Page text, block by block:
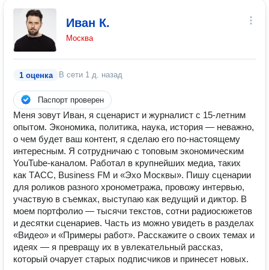
Иван К.
Москва
1 оценка В сети 1 д. назад
Паспорт проверен
Меня зовут Иван, я сценарист и журналист с 15-летним
опытом. Экономика, политика, наука, история — неважно,
о чем будет ваш контент, я сделаю его по-настоящему
интересным. Я сотрудничаю с топовым экономическим
YouTube-каналом. Работал в крупнейших медиа, таких
как ТАСС, Business FM и «Эхо Москвы». Пишу сценарии
для роликов разного хронометража, провожу интервью,
участвую в съемках, выступаю как ведущий и диктор. В
моем портфолио — тысячи текстов, сотни радиосюжетов
и десятки сценариев. Часть из можно увидеть в разделах
«Видео» и «Примеры работ». Расскажите о своих темах и
идеях — я превращу их в увлекательный рассказ,
который очарует старых подписчиков и принесет новых.